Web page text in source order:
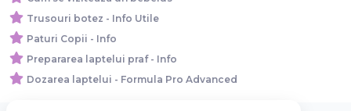
Trusouri botez - Info Utile
Paturi Copii - Info
Prepararea laptelui praf - Info
Dozarea laptelui - Formula Pro Advanced